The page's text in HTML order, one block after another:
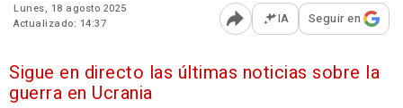
Lunes, 18 agosto 2025
Actualizado: 14:37
Abrir opciones para
IA Seguir en
Sigue en directo las últimas noticias sobre la
guerra en Ucrania